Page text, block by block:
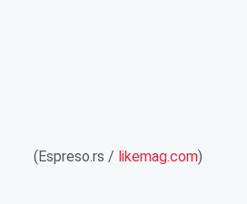
(Espreso.rs / likemag.com)